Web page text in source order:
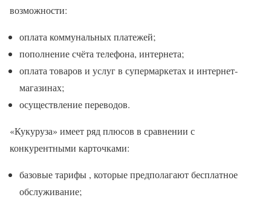
возможности:
оплата коммунальных платежей;
пополнение счёта телефона, интернета;
оплата товаров и услуг в супермаркетах и интернет-
магазинах;
осуществление переводов.
«Кукуруза» имеет ряд плюсов в сравнении с
конкурентными карточками:
базовые тарифы , которые предполагают бесплатное
обслуживание;